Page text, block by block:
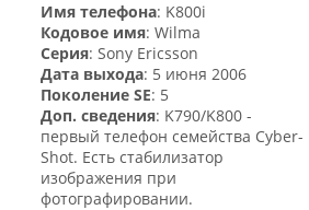
Имя телефона: K800i
Кодовое имя: Wilma
Серия: Sony Ericsson
Дата выхода: 5 июня 2006
Поколение SE: 5
Доп. сведения: K790/K800 -
первый телефон семейства Cyber-
Shot. Есть стабилизатор
изображения при
фотографировании.